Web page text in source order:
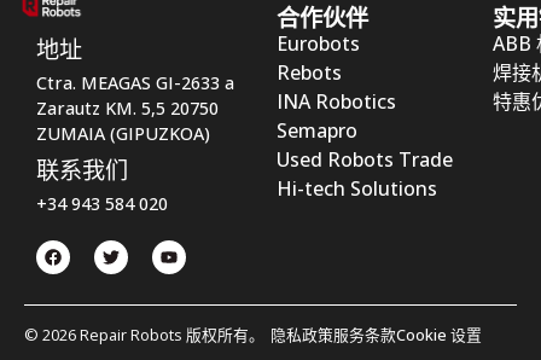
地址
Ctra. MEAGAS GI-2633 a
Zarautz KM. 5,5 20750
ZUMAIA (GIPUZKOA)
联系我们
+34 943 584 020
合作伙伴
Eurobots
Rebots
INA Robotics
Semapro
Used Robots Trade
Hi-tech Solutions
实
ABB
焊接
特惠
© 2026 Repair Robots 版权所有。 隐私政策服务条款Cookie 设置